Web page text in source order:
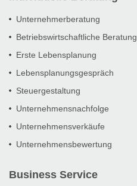
Unternehmerberatung
Betriebswirtschaftliche Beratung
Erste Lebensplanung
Lebensplanungsgespräch
Steuergestaltung
Unternehmensnachfolge
Unternehmensverkäufe
Unternehmensbewertung
Business Service